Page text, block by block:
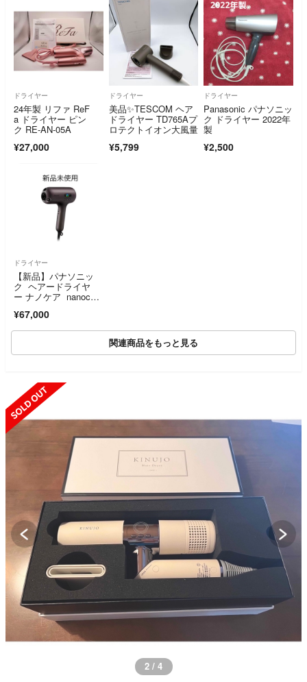
ドライヤー
24年製 リファ ReF
a ドライヤー ピン
ク RE-AN-05A
¥27,000
ドライヤー
美品✨TESCOM ヘア
ドライヤー TD765Aプ
ロテクトイオン大風量
¥5,799
ドライヤー
Panasonic パナソニッ
ク ドライヤー 2022年
製
¥2,500
ドライヤー
【新品】パナソニッ
ク ヘアードライヤ
ー ナノケア nanocar
0-T
¥67,000
関連商品をもっと見る
2 / 4